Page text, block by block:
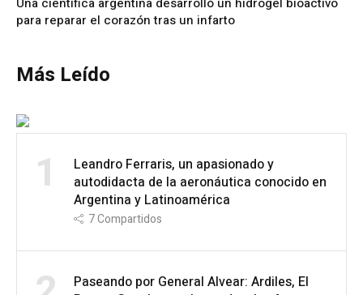
para reparar el corazón tras un infarto
Más Leído
1
Leandro Ferraris, un apasionado y
autodidacta de la aeronáutica conocido en
Argentina y Latinoamérica
7Compartidos
Paseando por General Alvear: Ardiles, El